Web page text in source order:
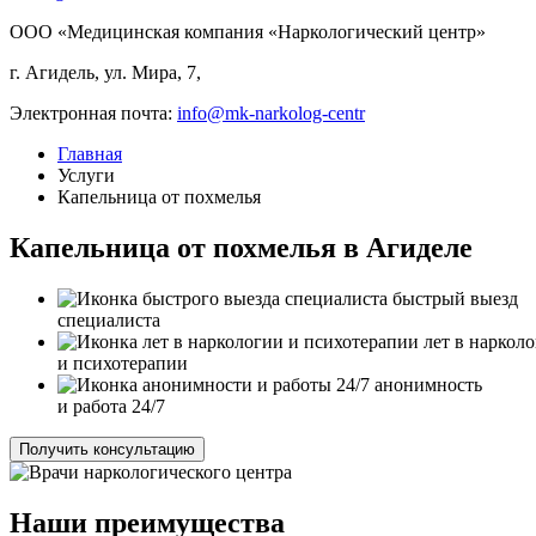
ООО «Медицинская компания «Наркологический центр»
г. Агидель, ул. Мира, 7,
Электронная почта: info@mk-narkolog-centr
Главная
Услуги
Капельница от похмелья
Капельница от похмелья в Агиделе
быстрый выезд
специалиста
лет в
и психотерапии
анонимность
и работа 24/7
Получить консультацию
Наши преимущества